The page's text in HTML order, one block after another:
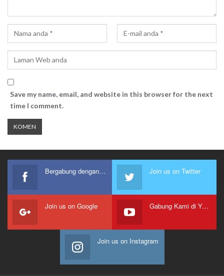
Save my name, email, and website in this browser for the next
time I comment.
Bergabung dengan kami Join us on Twitter
Join us on Google Gabung Kami di Youtube
Join us on Instagram